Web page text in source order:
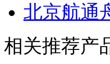
北京航通
相关推荐产